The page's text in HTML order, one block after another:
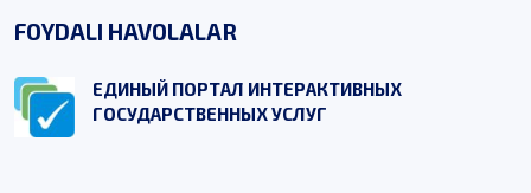
FOYDALI HAVOLALAR
ЕДИНЫЙ ПОРТАЛ ИНТЕРАКТИВНЫХ
ГОСУДАРСТВЕННЫХ УСЛУГ